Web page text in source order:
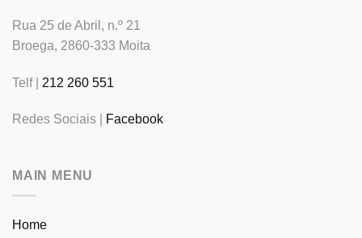
Rua 25 de Abril, n.º 21
Broega, 2860-333 Moita
Telf | 212 260 551
Redes Sociais | Facebook
MAIN MENU
Home